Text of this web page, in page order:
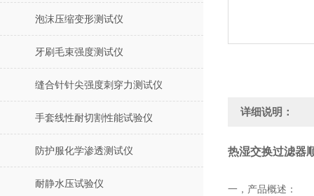
泡沫压缩变形测试仪
牙刷毛束强度测试仪
缝合针针尖强度刺穿力测试仪
手套线性耐切割性能试验仪
防护服化学渗透测试仪
耐静水压试验仪
详细说明：
热湿交换过滤器
一， 产品概述：